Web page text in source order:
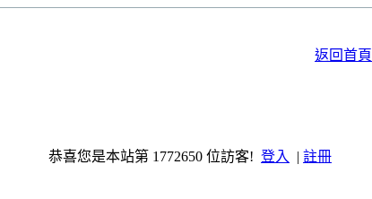
返回首頁
恭喜您是本站第 1772650 位訪客! 登入 | 註冊